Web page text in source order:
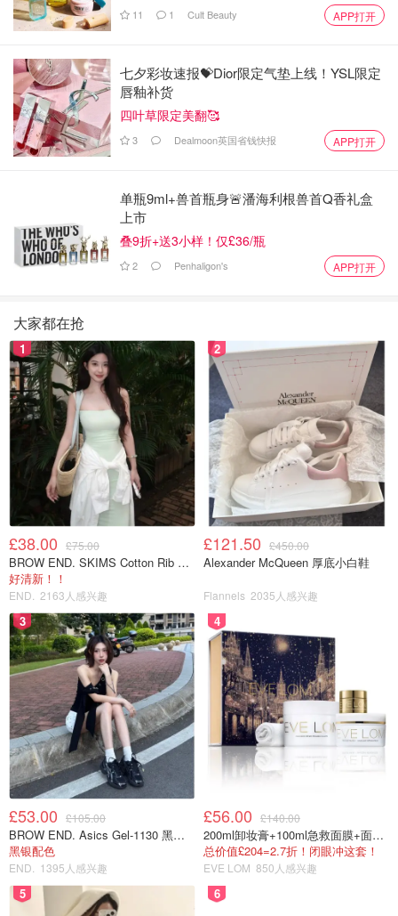
11 1 Cult Beauty APP打开
七夕彩妆速报💝Dior限定气垫上线！YSL限定
唇釉补货
四叶草限定美翻🥰
3 Dealmoon英国省钱快报 APP打开
单瓶9ml+兽首瓶身🚨潘海利根兽首Q香礼盒
上市
叠9折+送3小样！仅£36/瓶
2 Penhaligon's APP打开
大家都在抢
1
£38.00 £75.00
BROW END. SKIMS Cotton Rib 长款背心连衣裙 薄荷绿
好清新！！
END. 2163人感兴趣
2
£121.50 £450.00
Alexander McQueen 厚底小白鞋
Flannels 2035人感兴趣
3
£53.00 £105.00
BROW END. Asics Gel-1130 黑色运动鞋
黑银配色
END. 1395人感兴趣
4
£56.00 £140.00
200ml卸妆膏+100ml急救面膜+面霜+洁颜布
总价值£204=2.7折！闭眼冲这套！
EVE LOM 850人感兴趣
5 6